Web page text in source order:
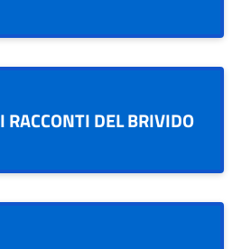
I RACCONTI DEL BRIVIDO